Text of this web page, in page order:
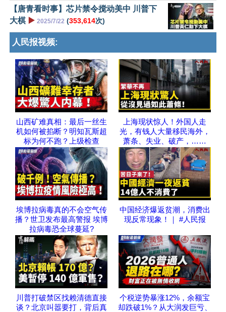
【唐青看时事】芯片禁令搅动美中 川普下
大棋 ▶️ 2025/7/22 (353,614次)
人民报视频:
山西矿难真相：最后一丝生
机如何被掐断？明知瓦斯超
标为何不跑？上级检查
上海现状惊人！外国人走
光，有钱人大量移民海外，
萧条、失业、破产，……
埃博拉病毒真的不会空气传
播？世卫发布最高警报 埃博
拉病毒恐全球蔓延?
中国经济爆返贫潮，消费出
现反常现象！｜ #人民报
川普打破禁区找赖清德直接
谈？北京叫嚣要打，背后真
个税逆势暴涨12%，余额宝
却跌破1%？从大润发巨亏、